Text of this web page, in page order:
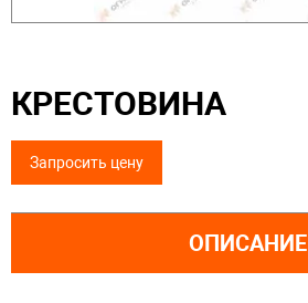
КРЕСТОВИНА
Запросить цену
ОПИСАНИЕ